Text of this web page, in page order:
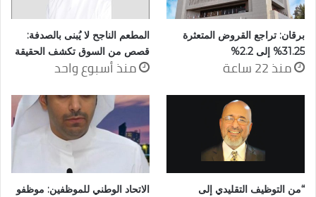
برقان: تراجع القروض المتعثرة
31.25% إلى 2.2%
منذ 22 ساعة
المطعم الناجح لا يُبنى بالصدفة:
قصص من السوق تكشف الحقيقة
منذ أسبوع واحد
“من التوظيف التقليدي إلى
الاتحاد الوطني للموظفين: موظفو